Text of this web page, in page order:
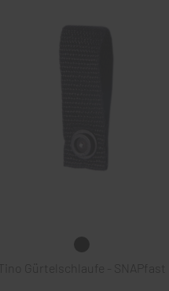
Tino Gürtelschlaufe - SNAPfast